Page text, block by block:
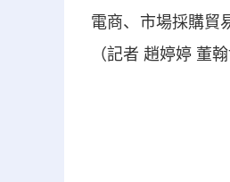
電商、市場採購貿
（記者 趙婷婷 董翰